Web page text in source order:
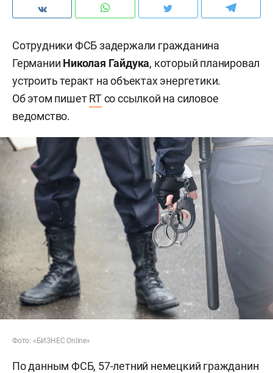
Сотрудники ФСБ задержали гражданина
Германии Николая Гайдука, который планировал
устроить теракт на объектах энергетики.
Об этом пишетRTсо ссылкой на силовое
ведомство.
Фото: «БИЗНЕС Online»
По данным ФСБ, 57-летний немецкий гражданин